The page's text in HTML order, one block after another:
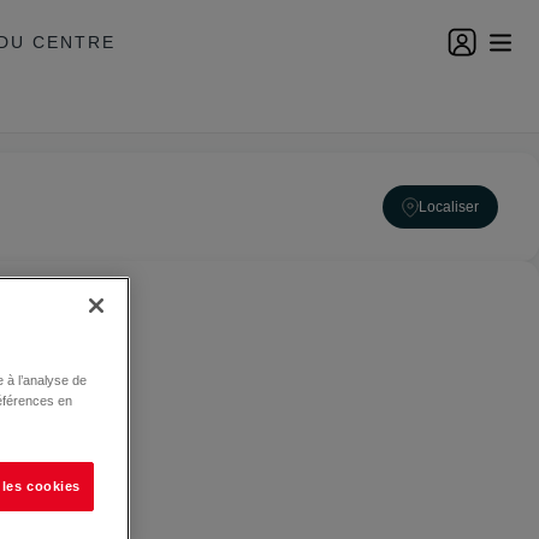
CENTRE
Localiser
l’analyse de
en
cookies